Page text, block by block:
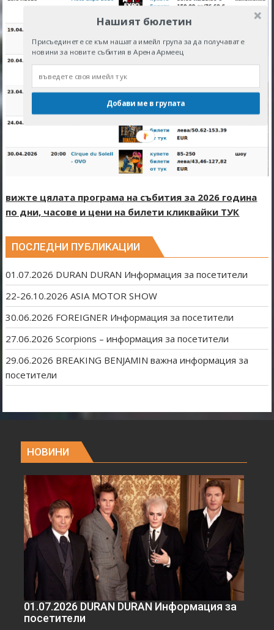
вижте цялата програма на събития за 2026 година
по дни, часове и цени на билети кликвайки ТУК
ПОСЛЕДНИ ПУБЛИКАЦИИ
01.07.2026 DURAN DURAN Информация за посетители
22-26.10.2026 ASIA MOTOR SHOW
30.06.2026 FOREIGNER Информация за посетители
27.06.2026 Scorpions – информация за посетители
29.06.2026 BREAKING BENJAMIN важна информация за
посетители
НОВИНИ
01.07.2026 DURAN DURAN Информация за
посетители
Нашият бюлетин
Присъединете се към нашата имейл група за да получавате
новини за новите събития в Арена Армеец
Добави ме в групата